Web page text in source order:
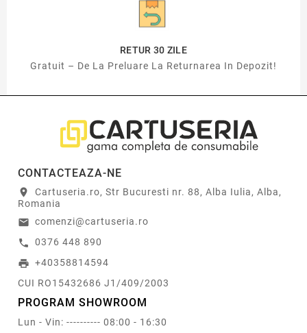
RETUR 30 ZILE
Gratuit – De La Preluare La Returnarea In Depozit!
CONTACTEAZA-NE
location_on
Cartuseria.ro, Str Bucuresti nr. 88, Alba Iulia, Alba,
Romania
email comenzi@cartuseria.ro
call 0376 448 890
print +40358814594
CUI RO15432686 J1/409/2003
PROGRAM SHOWROOM
Lun - Vin: ---------- 08:00 - 16:30